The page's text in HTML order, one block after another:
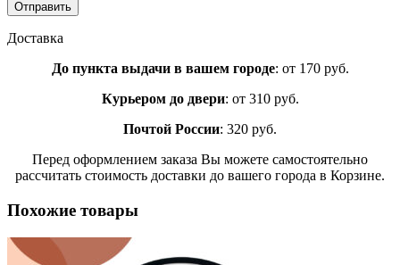
Доставка
До пункта выдачи в вашем городе: от 170 руб.
Курьером до двери: от 310 руб.
Почтой России: 320 руб.
Перед оформлением заказа Вы можете самостоятельно
рассчитать стоимость доставки до вашего города в Корзине.
Похожие товары